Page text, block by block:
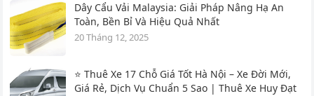
Dây Cẩu Vải Malaysia: Giải Pháp Nâng Hạ An
Toàn, Bền Bỉ Và Hiệu Quả Nhất
20 Tháng 12, 2025
⭐ Thuê Xe 17 Chỗ Giá Tốt Hà Nội – Xe Đời Mới,
Giá Rẻ, Dịch Vụ Chuẩn 5 Sao | Thuê Xe Huy Đạt